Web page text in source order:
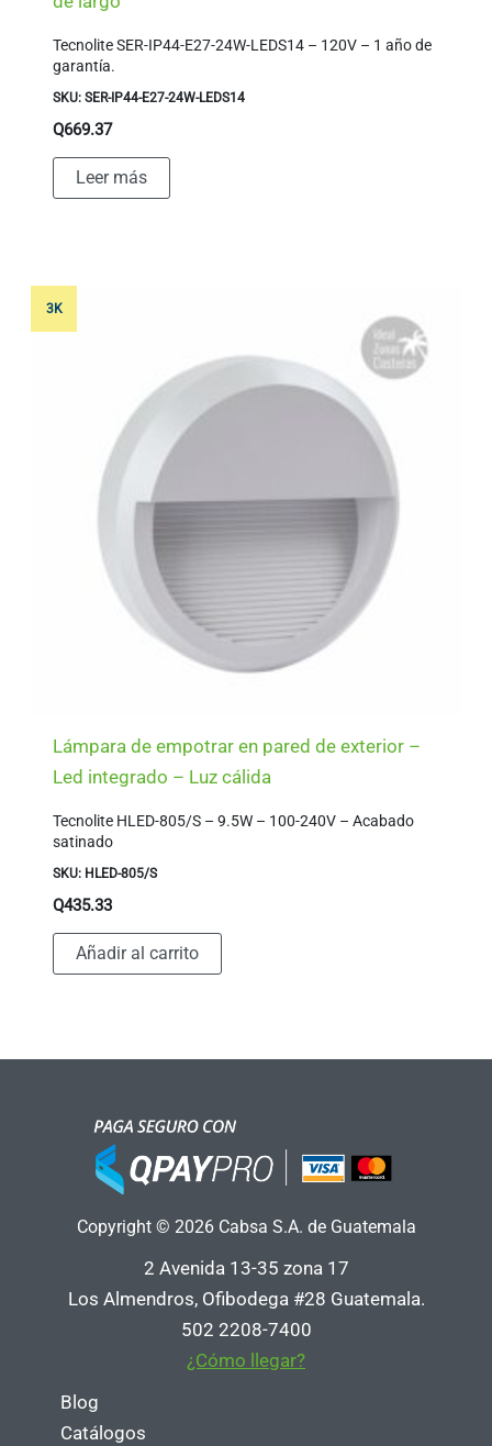
Tecnolite SER-IP44-E27-24W-LEDS14 – 120V – 1 año de
garantía.
SKU: SER-IP44-E27-24W-LEDS14
Q669.37
Leer más
3K
Lámpara de empotrar en pared de exterior –
Led integrado – Luz cálida
Tecnolite HLED-805/S – 9.5W – 100-240V – Acabado
satinado
SKU: HLED-805/S
Q435.33
Añadir al carrito
Copyright © 2026 Cabsa S.A. de Guatemala
2 Avenida 13-35 zona 17
Los Almendros, Ofibodega #28 Guatemala.
502 2208-7400
¿Cómo llegar?
Blog
Catálogos